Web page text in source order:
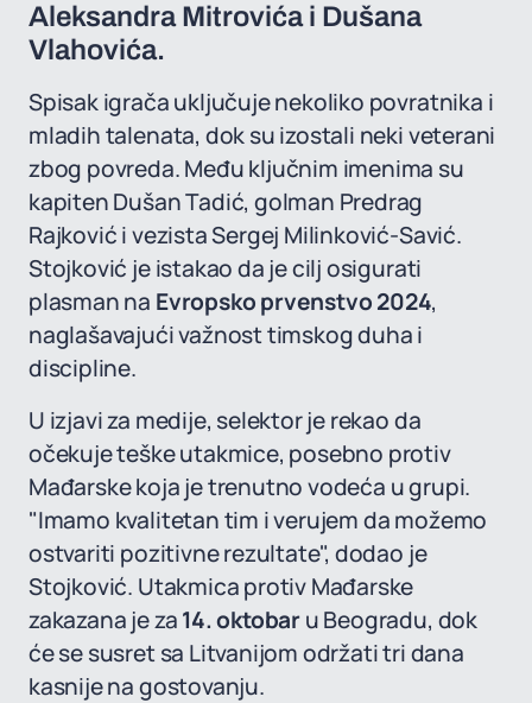
Aleksandra Mitrovića i Dušana
Vlahovića.
Spisak igrača uključuje nekoliko povratnika i
mladih talenata, dok su izostali neki veterani
zbog povreda. Među ključnim imenima su
kapiten Dušan Tadić, golman Predrag
Rajković i vezista Sergej Milinković-Savić.
Stojković je istakao da je cilj osigurati
plasman na Evropsko prvenstvo 2024,
naglašavajući važnost timskog duha i
discipline.
U izjavi za medije, selektor je rekao da
očekuje teške utakmice, posebno protiv
Mađarske koja je trenutno vodeća u grupi.
"Imamo kvalitetan tim i verujem da možemo
ostvariti pozitivne rezultate", dodao je
Stojković. Utakmica protiv Mađarske
zakazana je za14. oktobaru Beogradu, dok
će se susret sa Litvanijom održati tri dana
kasnije na gostovanju.